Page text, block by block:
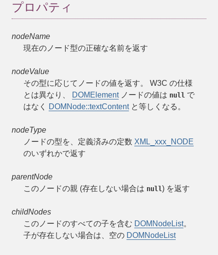
プロパティ
nodeName
現在のノード型の正確な名前を返す
nodeValue
その型に応じてノードの値を返す。 W3C の仕様
とは異なり、
DOMElementノードの値は null で
はなく
DOMNode::textContentと等しくなる。
nodeType
ノードの型を、定義済みの定数 XML_xxx_NODE
のいずれかで返す
parentNode
このノードの親 (存在しない場合は null) を返す
childNodes
このノードのすべての子を含む DOMNodeList。
子が存在しない場合は、空の DOMNodeList